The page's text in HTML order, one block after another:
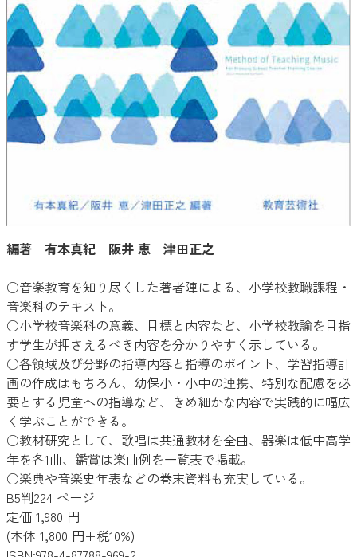
編著 有本真紀 阪井 恵 津田正之
○音楽教育を知り尽くした著者陣による、小学校教職課程・
音楽科のテキスト。
○小学校音楽科の意義、目標と内容など、小学校教諭を目指
す学生が押さえるべき内容を分かりやすく示している。
○各領域及び分野の指導内容と指導のポイント、学習指導計
画の作成はもちろん、幼保小・小中の連携、特別な配慮を必
要とする児童への指導など、きめ細かな内容で実践的に幅広
く学ぶことができる。
○教材研究として、歌唱は共通教材を全曲、器楽は低中高学
年を各1曲、鑑賞は楽曲例を一覧表で掲載。
○楽典や音楽史年表などの巻末資料も充実している。
B5判224 ページ
定価 1,980 円
(本体 1,800 円+税10%)